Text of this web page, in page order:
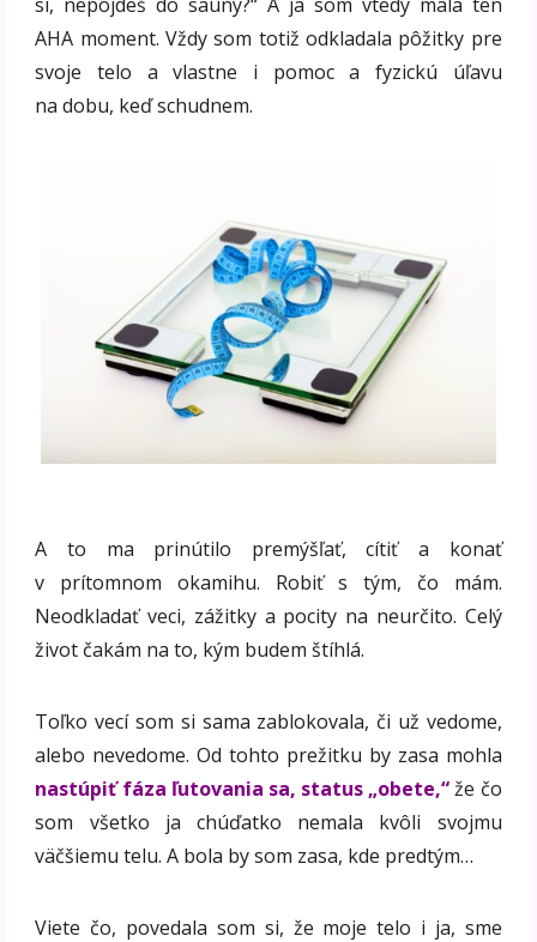
AHA moment. Vždy som totiž odkladala pôžitky pre
svoje telo a vlastne i pomoc a fyzickú úľavu
na dobu, keď schudnem.
A to ma prinútilo premýšľať, cítiť a konať
v prítomnom okamihu. Robiť s tým, čo mám.
Neodkladať veci, zážitky a pocity na neurčito. Celý
život čakám na to, kým budem štíhlá.
Toľko vecí som si sama zablokovala, či už vedome,
alebo nevedome. Od tohto prežitku by zasa mohla
nastúpiť fáza ľutovania sa, status „obete,“že čo
som všetko ja chúďatko nemala kvôli svojmu
väčšiemu telu. A bola by som zasa, kde predtým…
Viete čo, povedala som si, že moje telo i ja, sme